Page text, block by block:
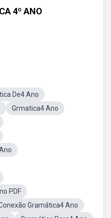
4º ANO
De4 Ano
Grmatica4 Ano
PDF
Gramática4 Ano